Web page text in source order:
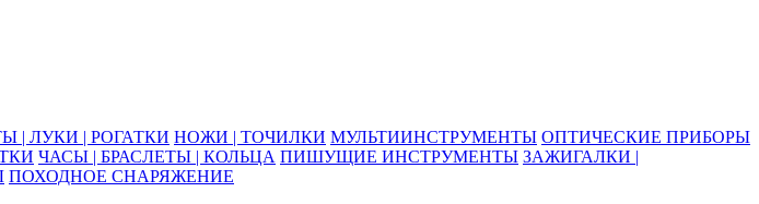
| ЛУКИ | РОГАТКИ НОЖИ | ТОЧИЛКИ МУЛЬТИИНСТРУМЕНТЫ ОПТИЧЕСКИЕ ПРИБОРЫ
ЧАСЫ | БРАСЛЕТЫ | КОЛЬЦА ПИШУЩИЕ ИНСТРУМЕНТЫ ЗАЖИГАЛКИ |
ПОХОДНОЕ СНАРЯЖЕНИЕ